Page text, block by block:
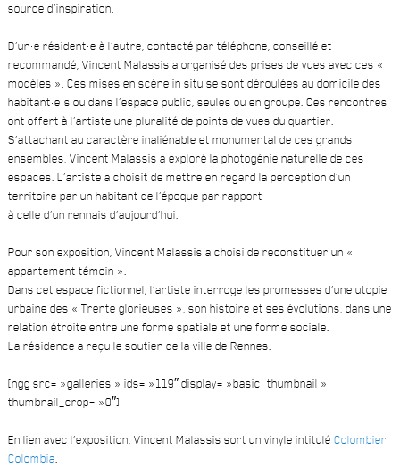
source d’inspiration.
D’un·e résident·e à l’autre, contacté par téléphone, conseillé et
recommandé, Vincent Malassis a organisé des prises de vues avec ces «
modèles ». Ces mises en scène in situ se sont déroulées au domicile des
habitant·e·s ou dans l’espace public, seules ou en groupe. Ces rencontres
ont offert à l’artiste une pluralité de points de vues du quartier.
S’attachant au caractère inaliénable et monumental de ces grands
ensembles, Vincent Malassis a exploré la photogénie naturelle de ces
espaces. L’artiste a choisit de mettre en regard la perception d’un
territoire par un habitant de l’époque par rapport
à celle d’un rennais d’aujourd’hui.
Pour son exposition, Vincent Malassis a choisi de reconstituer un «
appartement témoin ».
Dans cet espace fictionnel, l’artiste interroge les promesses d’une utopie
urbaine des « Trente glorieuses », son histoire et ses évolutions, dans une
relation étroite entre une forme spatiale et une forme sociale.
La résidence a reçu le soutien de la ville de Rennes.
[ngg src= »galleries » ids= »119″ display= »basic_thumbnail »
thumbnail_crop= »0″]
En lien avec l’exposition, Vincent Malassis sort un vinyle intitulé Colombier
Colombia.